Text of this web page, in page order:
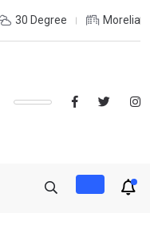
UNA LICENCIATURA?,
30 Degree Morelia